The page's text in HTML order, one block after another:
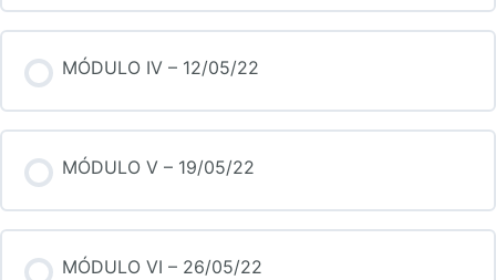
MÓDULO IV – 12/05/22
MÓDULO V – 19/05/22
MÓDULO VI – 26/05/22